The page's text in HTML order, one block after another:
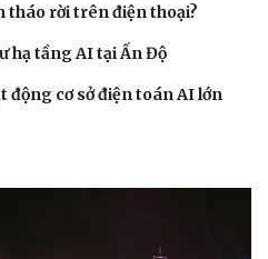
tháo rời trên điện thoại?
hạ tầng AI tại Ấn Độ
động cơ sở điện toán AI lớn